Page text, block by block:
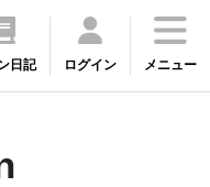
日記 ログイン メニュー